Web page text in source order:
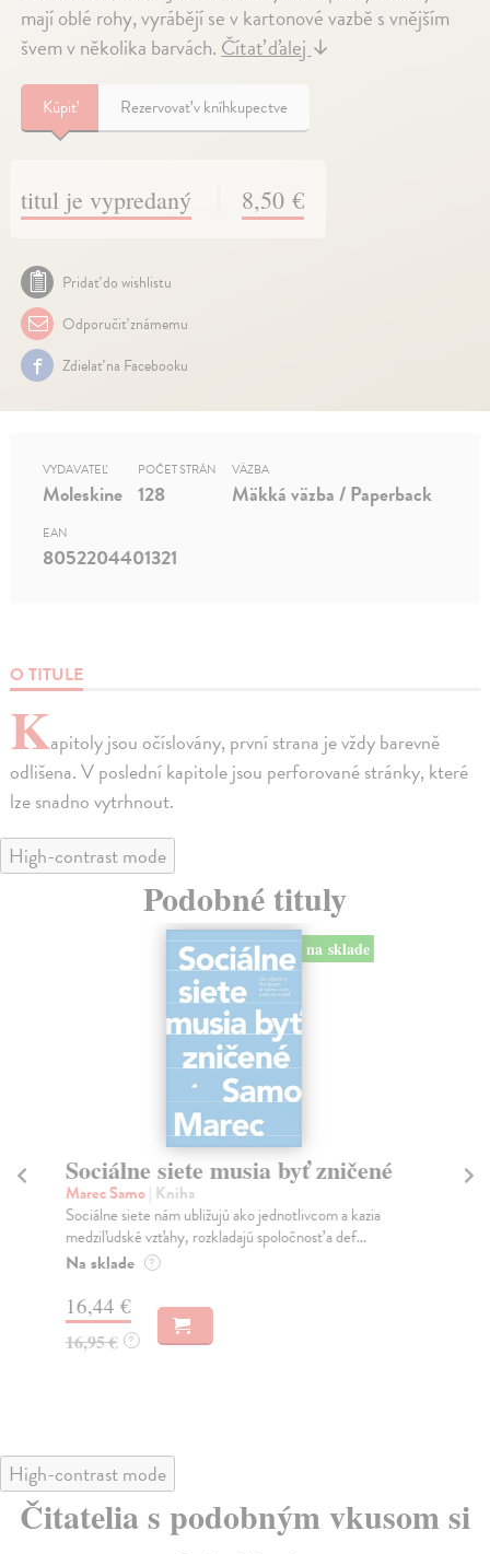
mají oblé rohy, vyrábějí se v kartonové vazbě s vnějším
švem v několika barvách.Čítať ďalej↓
Kúpiť Rezervovať v kníhkupectve
titul je vypredaný 8,50 €
Pridať do wishlistu
Odporučiť známemu
Zdielať na Facebooku
O TITULE
Kapitoly jsou očíslovány, první strana je vždy barevně
odlišena. V poslední kapitole jsou perforované stránky, které
lze snadno vytrhnout.
VYDAVATEĽ
Moleskine
POČET STRÁN
128
VÄZBA
Mäkká väzba / Paperback
EAN
8052204401321
High-contrast mode
Podobné tituly
na sklade
Sociálne siete musia byť zničené
Marec Samo| Kniha
Sociálne siete nám ubližujú ako jednotlivcom a kazia
medziľudské vzťahy, rozkladajú spoločnosť a def...
Na sklade ?
16,44 €
16,95 € ?
High-contrast mode
Čitatelia s podobným vkusom si